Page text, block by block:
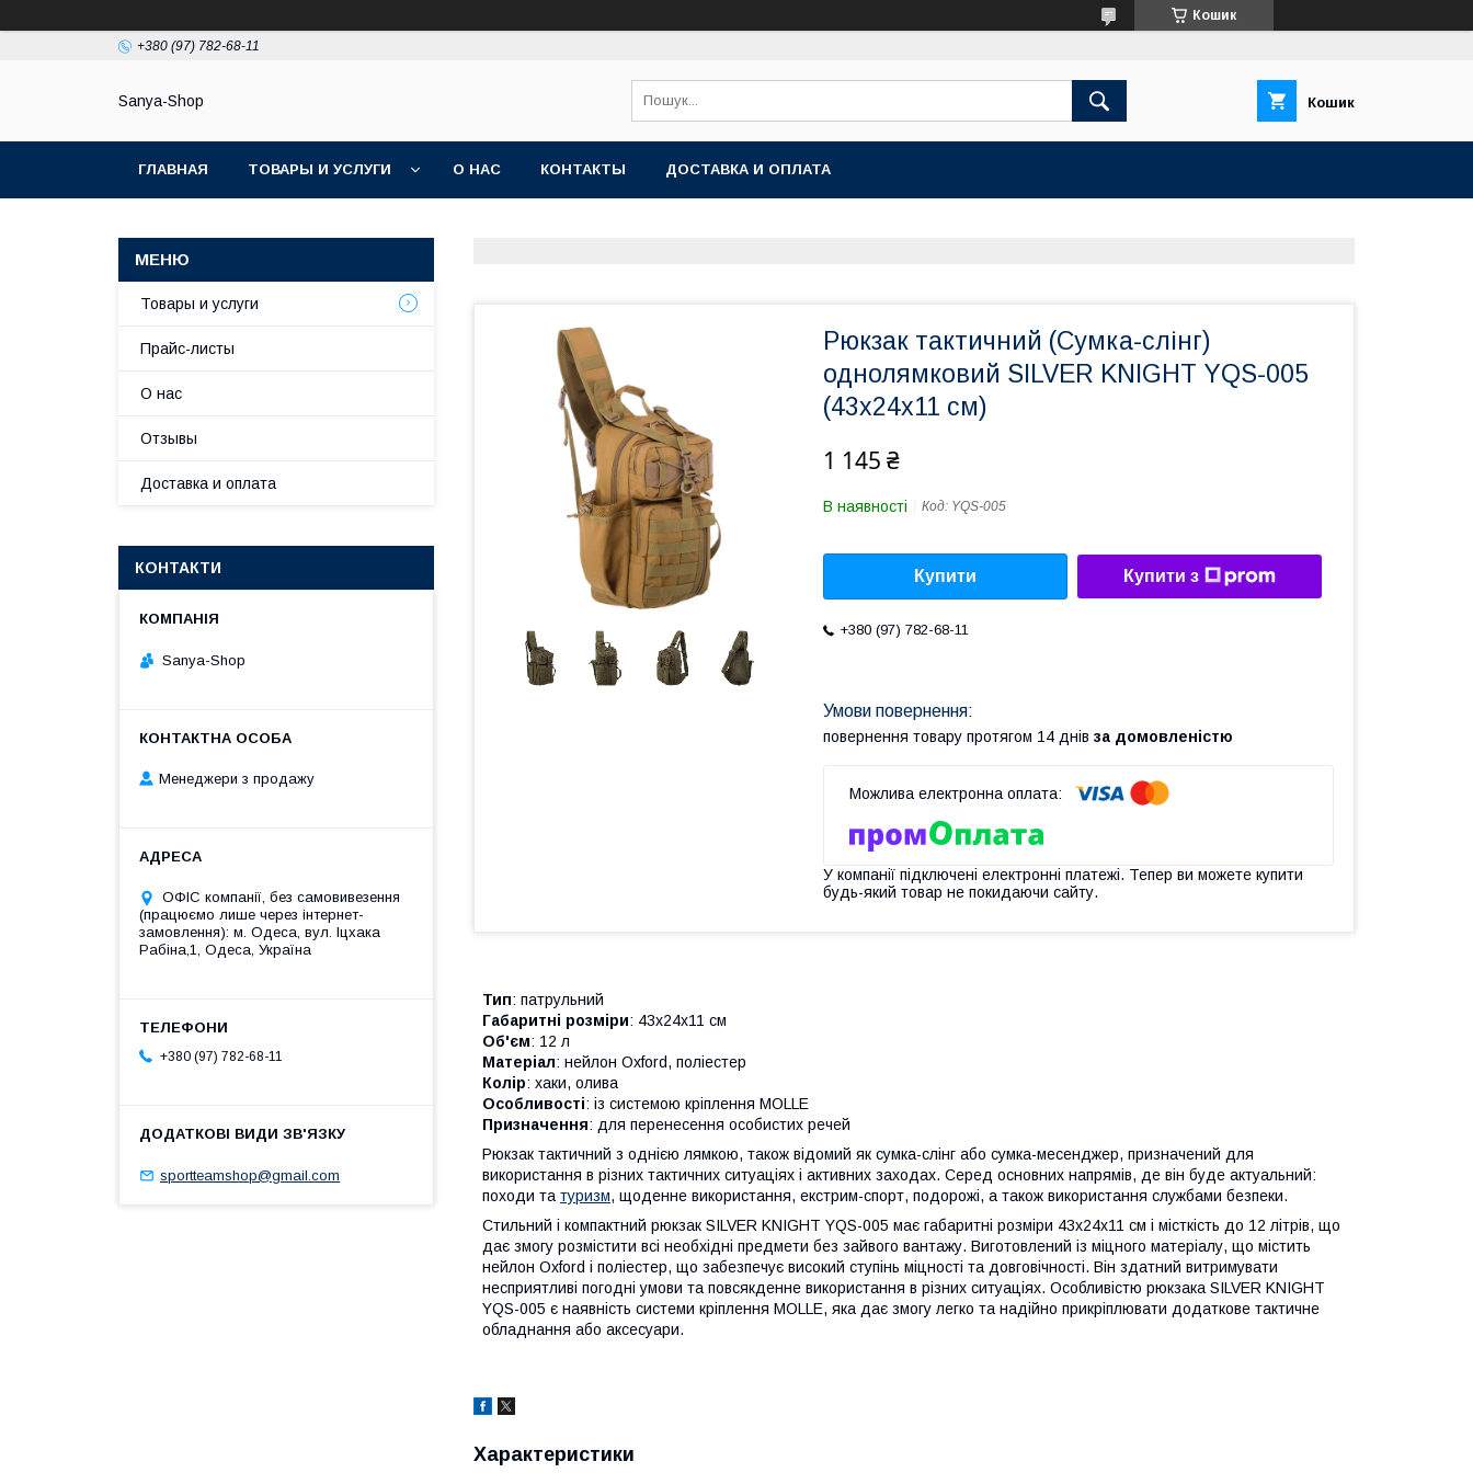
Кошик
+380 (97) 782-68-11
Sanya-Shop Кошик
ГЛАВНАЯ ТОВАРЫ И УСЛУГИ О НАС КОНТАКТЫ ДОСТАВКА И ОПЛАТА
Рюкзак тактичний (Сумка-слінг)
однолямковий SILVER KNIGHT YQS-005
(43х24х11 см)
1 145 ₴
В наявності Код: YQS-005
Купити Купити з
+380 (97) 782-68-11
повернення товару протягом 14 днів за домовленістю
У компанії підключені електронні платежі. Тепер ви можете купити
будь-який товар не покидаючи сайту.
Тип: патрульний
Габаритні розміри: 43х24х11 см
Об'єм: 12 л
Матеріал: нейлон Oxford, поліестер
Колір: хаки, олива
Особливості: із системою кріплення MOLLE
Призначення: для перенесення особистих речей
Рюкзак тактичний з однією лямкою, також відомий як сумка-слінг або сумка-месенджер, призначений для
використання в різних тактичних ситуаціях і активних заходах. Серед основних напрямів, де він буде актуальний:
походи та туризм, щоденне використання, екстрим-спорт, подорожі, а також використання службами безпеки.
Стильний і компактний рюкзак SILVER KNIGHT YQS-005 має габаритні розміри 43х24х11 см і місткість до 12 літрів, що
дає змогу розмістити всі необхідні предмети без зайвого вантажу. Виготовлений із міцного матеріалу, що містить
нейлон Oxford і поліестер, що забезпечує високий ступінь міцності та довговічності. Він здатний витримувати
несприятливі погодні умови та повсякденне використання в різних ситуаціях. Особливістю рюкзака SILVER KNIGHT
YQS-005 є наявність системи кріплення MOLLE, яка дає змогу легко та надійно прикріплювати додаткове тактичне
обладнання або аксесуари.
Характеристики
Товары и услуги
Прайс-листы
О нас
Отзывы
Доставка и оплата
КОНТАКТИ
Sanya-Shop
Менеджери з продажу
ОФІС компанії, без самовивезення
(працюємо лише через інтернет-
замовлення): м. Одеса, вул. Іцхака
Рабіна,1, Одеса, Україна
+380 (97) 782-68-11
sportteamshop@gmail.com